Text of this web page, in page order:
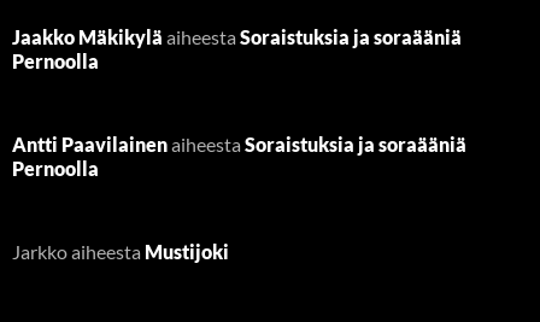
Jaakko Mäkikylä aiheesta Soraistuksia ja soraääniä
Pernoolla
Antti Paavilainenaiheesta Soraistuksia ja soraääniä
Pernoolla
Jarkkoaiheesta Mustijoki